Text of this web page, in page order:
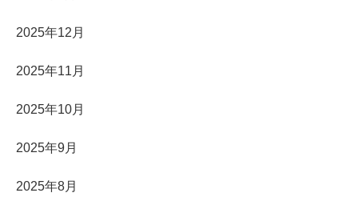
2025年12月
2025年11月
2025年10月
2025年9月
2025年8月